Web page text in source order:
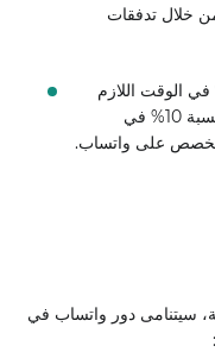
خلال تدفقات
بنسبة 98% في الوقت اللازم
للوصول إلى التقارير البحثية وزيادة بنسبة 10% في
مخصص على واتساب.
سيتنامى دور واتساب في